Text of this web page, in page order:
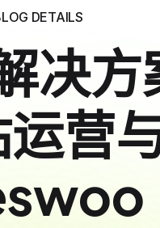
DETAILS
决方
营